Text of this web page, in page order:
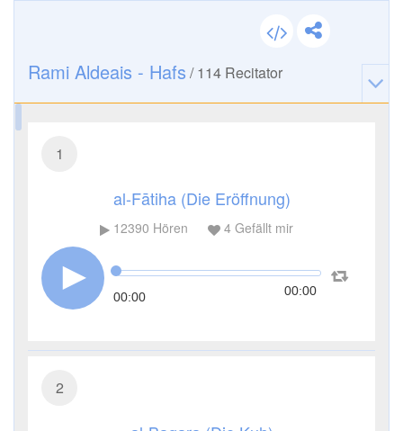
Rami Aldeais - Hafs /114 Recitator
1
al-Fātiha (Die Eröffnung)
12390 Hören 4Gefällt mir
00:00 00:00
2